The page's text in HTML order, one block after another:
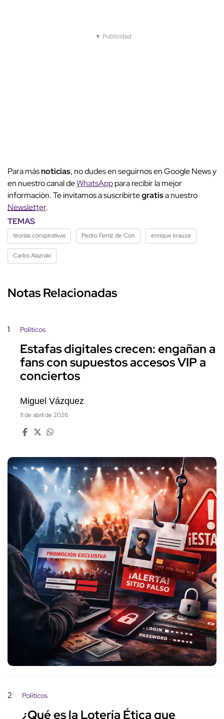
▼ Publicidad
Para másnoticias, no dudes en seguirnos en Google News y
en nuestro canal deWhatsApppara recibir la mejor
información. Te invitamos a suscribirtegratisa nuestro
Newsletter.
TEMAS
teorías conspirativas Pedro Ferriz de Con enrique krauze
Carlos Alazraki
Notas Relacionadas
1 Políticos
Estafas digitales crecen: engañan a
fans con supuestos accesos VIP a
conciertos
Miguel Vázquez
11 de abril de 2026
2 Políticos
¿Qué es la Lotería Ética que